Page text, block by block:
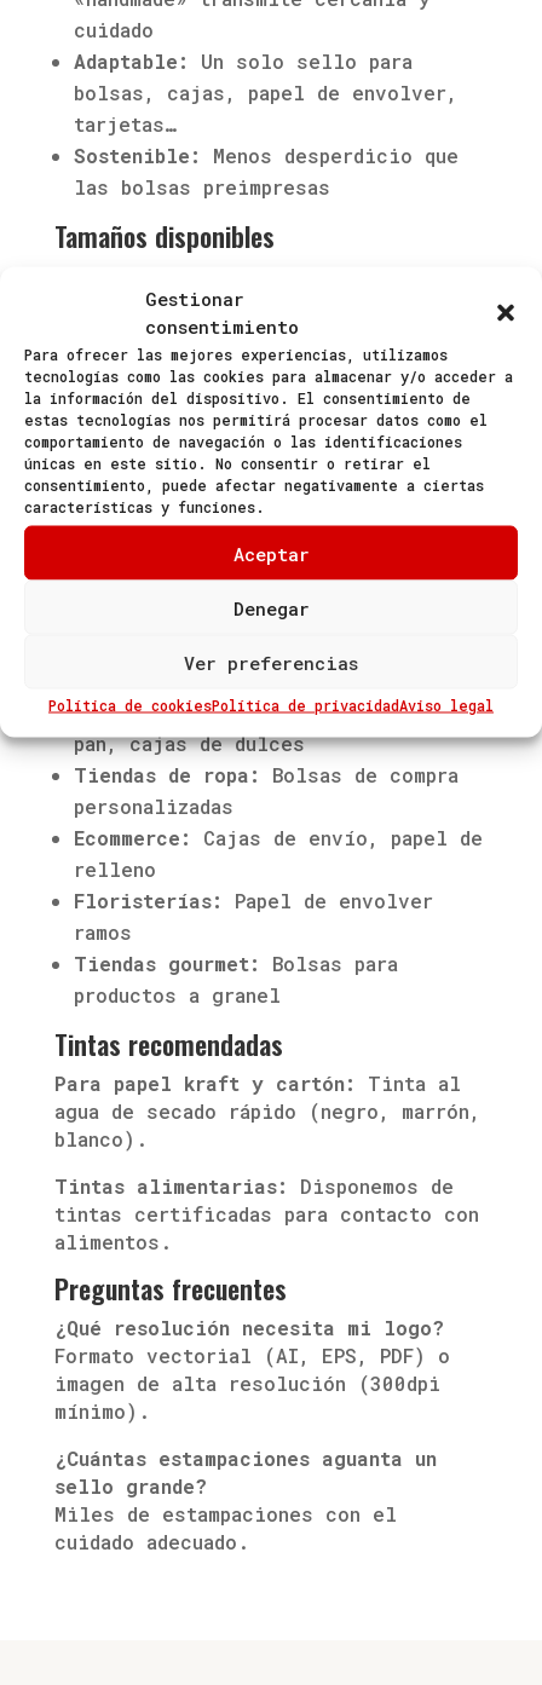
Gestionar
consentimiento
Para ofrecer las mejores experiencias, utilizamos
tecnologías como las cookies para almacenar y/o acceder a
la información del dispositivo. El consentimiento de
estas tecnologías nos permitirá procesar datos como el
comportamiento de navegación o las identificaciones
únicas en este sitio. No consentir o retirar el
consentimiento, puede afectar negativamente a ciertas
características y funciones.
Aceptar
Denegar
Ver preferencias
Política de cookiesPolítica de privacidadAviso legal
cuidado
Adaptable:
Un solo sello para
bolsas, cajas, papel de envolver,
tarjetas…
Sostenible:
Menos desperdicio que
las bolsas preimpresas
Tamaños disponibles
etiquetas, esquinas de bolsa
Mediano(hasta 10×10 cm): Bolsas
pequeñas, cajas de regalo
Grande(hasta 15×15 cm): Bolsas de
tamaño estándar
Extra grande (hasta 20×20 cm):
Cajas de pizza, bolsas grandes
Máximo(hasta A4): Proyectos
especiales bajo pedido
Sectores que usan sellos de packaging
comida, cajas de pizza
Panaderías y pastelerías:Bolsas de
pan, cajas de dulces
Tiendas de ropa:
Bolsas de compra
personalizadas
Ecommerce:
Cajas de envío, papel de
relleno
Floristerías:
Papel de envolver
ramos
Tiendas gourmet:
Bolsas para
productos a granel
Tintas recomendadas
Para papel kraft y cartón:
Tinta al
agua de secado rápido (negro, marrón,
blanco).
Tintas alimentarias:
Disponemos de
tintas certificadas para contacto con
alimentos.
Preguntas frecuentes
¿Qué resolución necesita mi logo?
Formato vectorial (AI, EPS, PDF) o
imagen de alta resolución (300dpi
mínimo).
¿Cuántas estampaciones aguanta un
sello grande?
Miles de estampaciones con el
cuidado adecuado.